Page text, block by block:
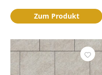
Zum Produkt